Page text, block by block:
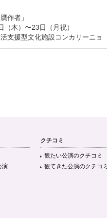
作者」
（木）〜23日（月祝）
支援型文化施設コンカリーニョ
演
クチコミ
観たい公演のクチコミ
観てきた公演のクチコミ